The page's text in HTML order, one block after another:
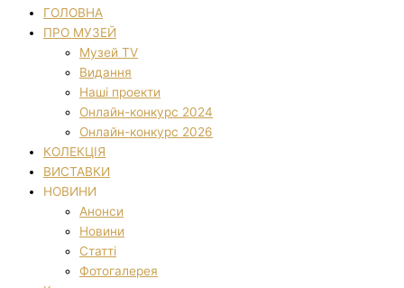
ГОЛОВНА
ПРО МУЗЕЙ
Музей TV
Видання
Наші проекти
Онлайн-конкурс 2024
Онлайн-конкурс 2026
КОЛЕКЦІЯ
ВИСТАВКИ
НОВИНИ
Анонси
Новини
Статті
Фотогалерея